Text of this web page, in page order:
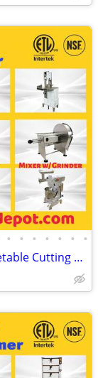
• • • • • • •
Frozen Meat Bone Saw Meat Slicer Vegetable Cutting Food Processing Equ